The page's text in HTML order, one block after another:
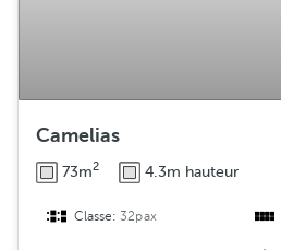
Camelias
73m2 4.3m hauteur
Classe:32pax